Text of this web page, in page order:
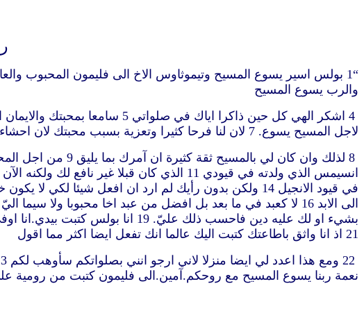
والرب يسوع المسيح
لاجل المسيح يسوع. 7 لان لنا فرحا كثيرا وتعزية بسبب محبتك لان احشاء القديسين قد استراحت بك ايها الاخ
21 اذ انا واثق باطاعتك كتبت اليك عالما انك تفعل ايضا اكثر مما اقول
نعمة ربنا يسوع المسيح مع روحكم.آمين.الى فليمون كتبت من رومية على يد